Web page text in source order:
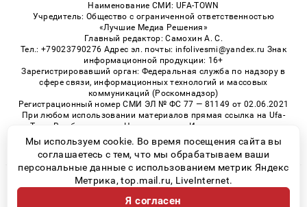
Наименование СМИ: UFA-TOWN
Учредитель: Общество с ограниченной ответственностью
«Лучшие Медиа Решения»
Главный редактор: Самохин А. С.
Тел.: +79023790276 Адрес эл. почты: infolivesmi@yandex.ru Знак
информационной продукции: 16+
Зарегистрировавший орган: Федеральная служба по надзору в
сфере связи, информационных технологий и массовых
коммуникаций (Роскомнадзор)
Регистрационный номер СМИ ЭЛ № ФС 77 — 81149 от 02.06.2021
При любом использовании материалов прямая ссылка на Ufa-
Town.Ru обязательна. Цитирование в Интернете возможно
только при наличии письменного разрешения.
© 2026 «Ufa-Town» | Все права защищены
Возрастная категория сайта 16+
Мы используем cookie. Во время посещения сайта вы
соглашаетесь с тем, что мы обрабатываем ваши
персональные данные с использованием метрик Яндекс
Метрика, top.mail.ru, LiveInternet.
Я согласен